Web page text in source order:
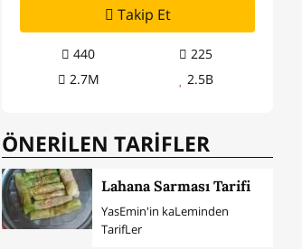
Takip Et
440
225
2.7M
2.5B
ÖNERİLEN TARİFLER
Lahana Sarması Tarifi
YasEmin'in kaLeminden
TarifLer